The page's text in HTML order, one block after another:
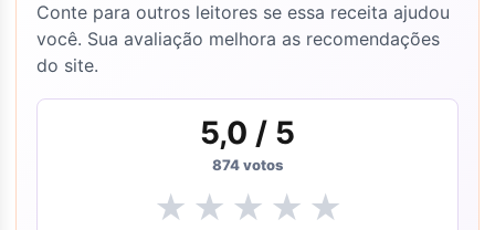
Conte para outros leitores se essa receita ajudou
você. Sua avaliação melhora as recomendações
do site.
5,0 / 5
874votos
★ ★ ★ ★ ★